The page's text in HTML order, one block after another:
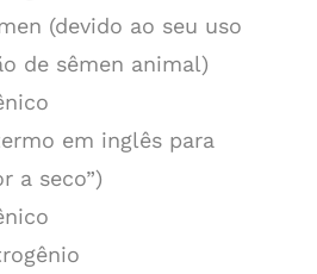
(devido ao seu uso
de sêmen animal)
em inglês para
a seco”)